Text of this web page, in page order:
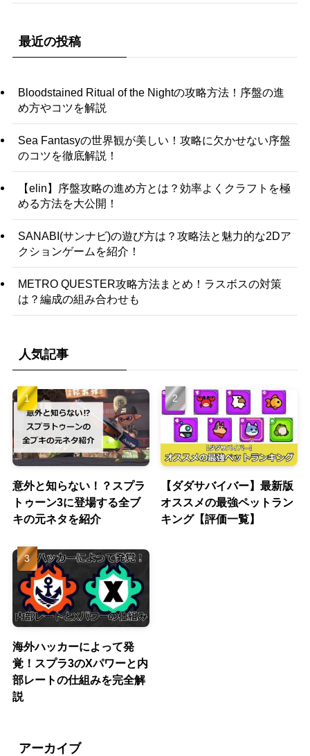
最近の投稿
Bloodstained Ritual of the Nightの攻略方法！序盤の進
め方やコツを解説
Sea Fantasyの世界観が美しい！攻略に欠かせない序盤
のコツを徹底解説！
【elin】序盤攻略の進め方とは？効率よくクラフトを極
める方法を大公開！
SANABI(サンナビ)の遊び方は？攻略法と魅力的な2Dア
クションゲームを紹介！
METRO QUESTER攻略方法まとめ！ラスボスの対策
は？編成の組み合わせも
人気記事
意外と知らない！？スプラ
トゥーン3に登場する全ブ
キの元ネタを紹介
【ダダサバイバー】最新版
オススメの最強ペットラン
キング【評価一覧】
海外ハッカーによって発
覚！スプラ3のXパワーと内
部レートの仕組みを完全解
説
アーカイブ